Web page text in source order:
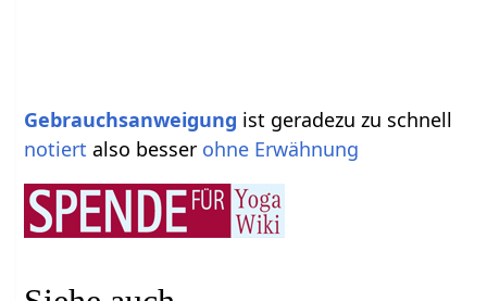
Gebrauchsanweigung ist geradezu zu schnell
notiert also besser ohne Erwähnung